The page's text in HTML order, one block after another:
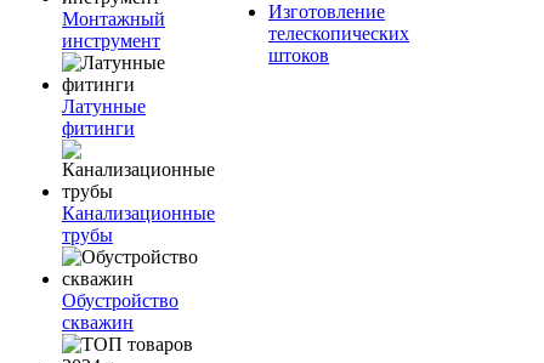
Монтажный
инструмент
Латунные
фитинги
Канализационные
трубы
Обустройство
скважин
Изготовление
телескопических
штоков